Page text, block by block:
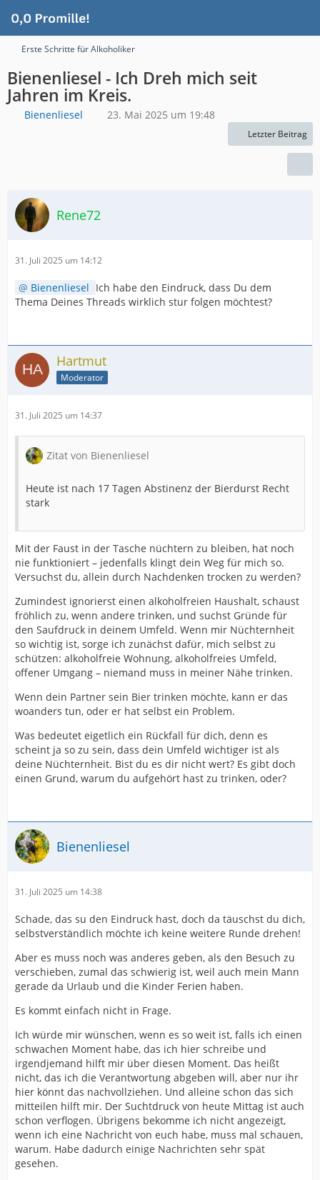
Erste Schritte für Alkoholiker
Bienenliesel - Ich Dreh mich seit
Jahren im Kreis.
Bienenliesel 23. Mai 2025 um 19:48
Letzter Beitrag
Rene72
31. Juli 2025 um 14:12
Bienenliesel Ich habe den Eindruck, dass Du dem
Thema Deines Threads wirklich stur folgen möchtest?
Hartmut
Moderator
31. Juli 2025 um 14:37
Zitat von Bienenliesel
Heute ist nach 17 Tagen Abstinenz der Bierdurst Recht
stark
Mit der Faust in der Tasche nüchtern zu bleiben, hat noch
nie funktioniert – jedenfalls klingt dein Weg für mich so.
Versuchst du, allein durch Nachdenken trocken zu werden?
Zumindest ignorierst einen alkoholfreien Haushalt, schaust
fröhlich zu, wenn andere trinken, und suchst Gründe für
den Saufdruck in deinem Umfeld. Wenn mir Nüchternheit
so wichtig ist, sorge ich zunächst dafür, mich selbst zu
schützen: alkoholfreie Wohnung, alkoholfreies Umfeld,
offener Umgang – niemand muss in meiner Nähe trinken.
Wenn dein Partner sein Bier trinken möchte, kann er das
woanders tun, oder er hat selbst ein Problem.
Was bedeutet eigetlich ein Rückfall für dich, denn es
scheint ja so zu sein, dass dein Umfeld wichtiger ist als
deine Nüchternheit. Bist du es dir nicht wert? Es gibt doch
einen Grund, warum du aufgehört hast zu trinken, oder?
Bienenliesel
31. Juli 2025 um 14:38
Schade, das su den Eindruck hast, doch da täuschst du dich,
selbstverständlich möchte ich keine weitere Runde drehen!
Aber es muss noch was anderes geben, als den Besuch zu
verschieben, zumal das schwierig ist, weil auch mein Mann
gerade da Urlaub und die Kinder Ferien haben.
Es kommt einfach nicht in Frage.
Ich würde mir wünschen, wenn es so weit ist, falls ich einen
schwachen Moment habe, das ich hier schreibe und
irgendjemand hilft mir über diesen Moment. Das heißt
nicht, das ich die Verantwortung abgeben will, aber nur ihr
hier könnt das nachvollziehen. Und alleine schon das sich
mitteilen hilft mir. Der Suchtdruck von heute Mittag ist auch
schon verflogen. Übrigens bekomme ich nicht angezeigt,
wenn ich eine Nachricht von euch habe, muss mal schauen,
warum. Habe dadurch einige Nachrichten sehr spät
gesehen.